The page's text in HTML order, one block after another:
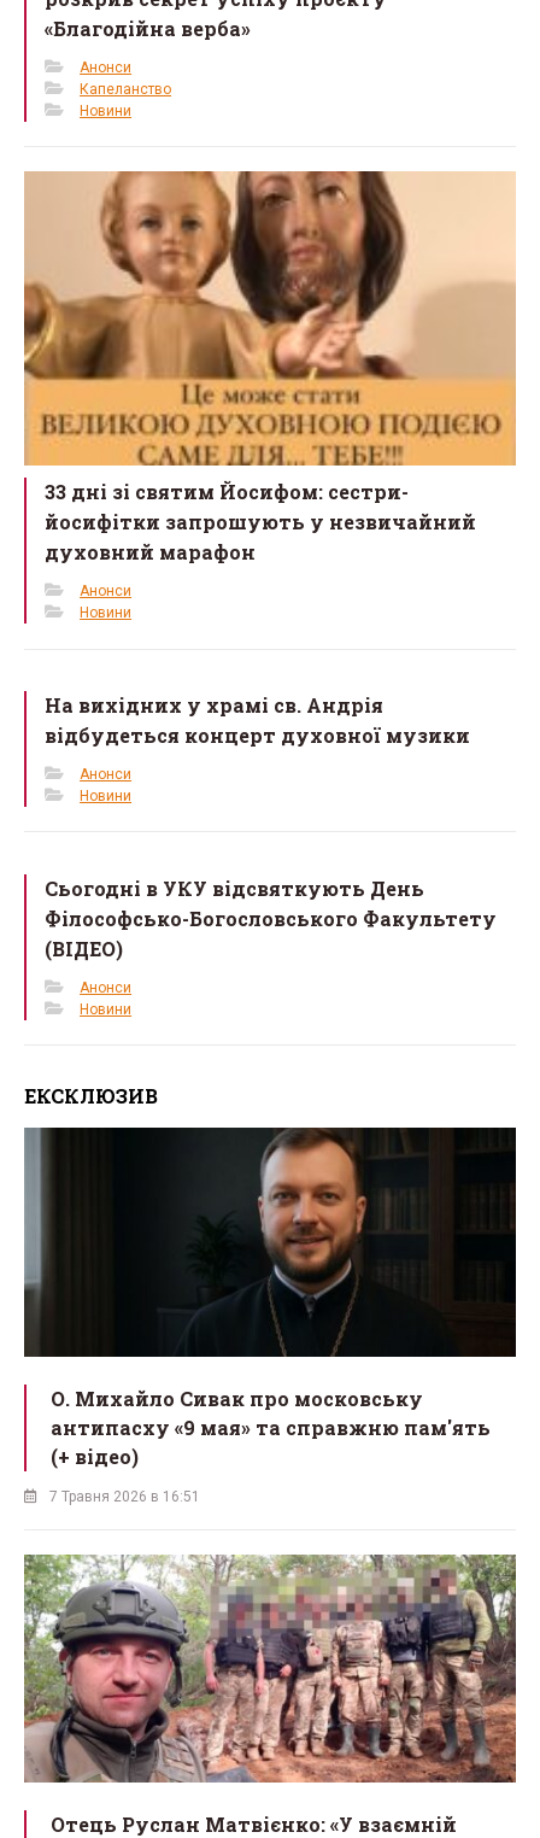
«Благодійна верба»
Анонси
Капеланство
Новини
33 дні зі святим Йосифом: сестри-
йосифітки запрошують у незвичайний
духовний марафон
Анонси
Новини
На вихідних у храмі св. Андрія
відбудеться концерт духовної музики
Анонси
Новини
Сьогодні в УКУ відсвяткують День
Філософсько-Богословського Факультету
(ВІДЕО)
Анонси
Новини
ЕКСКЛЮЗИВ
О. Михайло Сивак про московську
антипасху «9 мая» та справжню пам'ять
(+ відео)
7 Травня 2026 в 16:51
Отець Руслан Матвієнко: «У взаємній